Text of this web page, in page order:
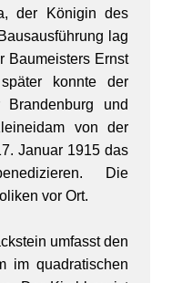
der Königin des
lag
Baumeisters Ernst
konnte der
Brandenburg und
von der
Januar 1915 das
Die
vor Ort.
umfasst den
im quadratischen